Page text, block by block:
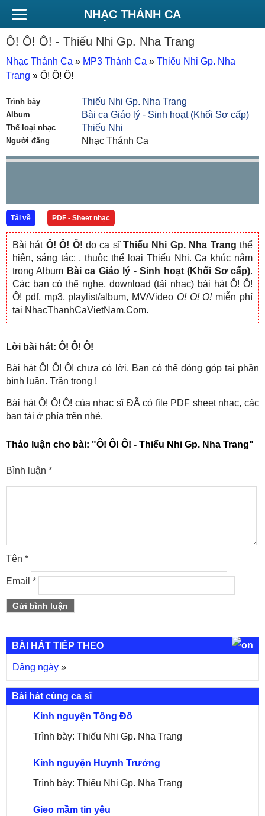
NHẠC THÁNH CA
Ô! Ô! Ô! - Thiếu Nhi Gp. Nha Trang
Nhạc Thánh Ca » MP3 Thánh Ca » Thiếu Nhi Gp. Nha
Trang » Ô! Ô! Ô!
Trình bày Thiếu Nhi Gp. Nha Trang
Album Bài ca Giáo lý - Sinh hoạt (Khối Sơ cấp)
Thể loại nhạc Thiếu Nhi
Người đăng Nhạc Thánh Ca
Tải về PDF - Sheet nhạc
Bài hát Ô! Ô! Ô! do ca sĩThiếu Nhi Gp. Nha Trang thể
hiện, sáng tác: , thuộc thể loại Thiếu Nhi. Ca khúc nằm
trong Album Bài ca Giáo lý - Sinh hoạt (Khối Sơ cấp).
Các bạn có thể nghe, download (tải nhạc) bài hát Ô! Ô!
Ô! pdf, mp3, playlist/album, MV/Video O! O! O!miễn phí
tại NhacThanhCaVietNam.Com.
Lời bài hát: Ô! Ô! Ô!
Bài hát Ô! Ô! Ô! chưa có lời. Bạn có thể đóng góp tại phần
bình luận. Trân trọng !
Bài hát Ô! Ô! Ô! của nhạc sĩ ĐÃ có file PDF sheet nhạc, các
bạn tải ở phía trên nhé.
Thảo luận cho bài: "Ô! Ô! Ô! - Thiếu Nhi Gp. Nha Trang"
Bình luận *
Tên *
Email *
BÀI HÁT TIẾP THEO
Dâng ngày »
Bài hát cùng ca sĩ
Kinh nguyện Tông Đồ
Trình bày: Thiếu Nhi Gp. Nha Trang
Kinh nguyện Huynh Trưởng
Trình bày: Thiếu Nhi Gp. Nha Trang
Gieo mầm tin yêu